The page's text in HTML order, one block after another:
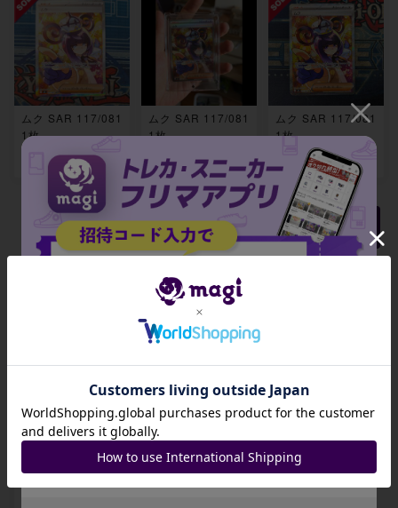
ムク SAR 117/081
1枚
¥ 5,000
ムク SAR 117/081
1枚
¥ 10,000 5
ムク SAR 117/081
1枚
¥ 9,000
もっと見る
封入されているBOX・パック
拡張パック「アビ
スアイ」 未開封BO
X
拡張パック「アビ
スアイ」 未開封パ
ック
招待コード
JA9XS8
コピーする